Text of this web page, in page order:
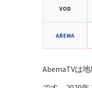
VOD
ABEMA
AbemaTVは